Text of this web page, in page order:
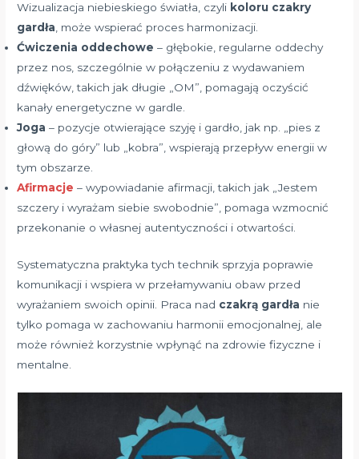
Wizualizacja niebieskiego światła, czyli koloru czakry
gardła , może wspierać proces harmonizacji.
Ćwiczenia oddechowe – głębokie, regularne oddechy
przez nos, szczególnie w połączeniu z wydawaniem
dźwięków, takich jak długie „OM”, pomagają oczyścić
kanały energetyczne w gardle.
Joga – pozycje otwierające szyję i gardło, jak np. „pies z
głową do góry” lub „kobra”, wspierają przepływ energii w
tym obszarze.
Afirmacje – wypowiadanie afirmacji, takich jak „Jestem
szczery i wyrażam siebie swobodnie”, pomaga wzmocnić
przekonanie o własnej autentyczności i otwartości.
Systematyczna praktyka tych technik sprzyja poprawie
komunikacji i wspiera w przełamywaniu obaw przed
wyrażaniem swoich opinii. Praca nad czakrą gardła nie
tylko pomaga w zachowaniu harmonii emocjonalnej, ale
może również korzystnie wpłynąć na zdrowie fizyczne i
mentalne.